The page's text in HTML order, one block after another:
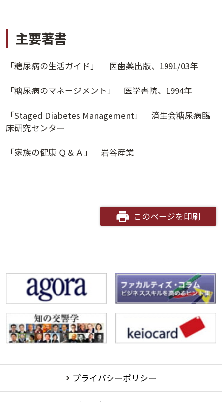
主要著書
「糖尿病の生活ガイド」 医歯薬出版、1991/03年
「糖尿病のマネージメント」 医学書院、1994年
「Staged Diabetes Management」 済生会糖尿病臨
床研究センター
「家族の健康 Ｑ＆Ａ」 岩谷産業
このページを印刷
夕学レポート
プライバシーポリシー